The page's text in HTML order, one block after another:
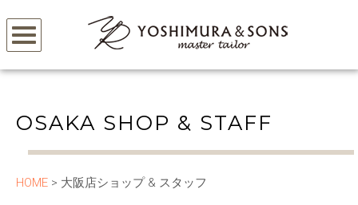
OSAKA SHOP & STAFF
HOME > 大阪店ショップ & スタッフ